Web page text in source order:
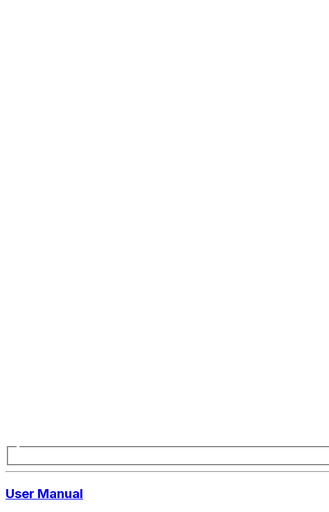
User Manual